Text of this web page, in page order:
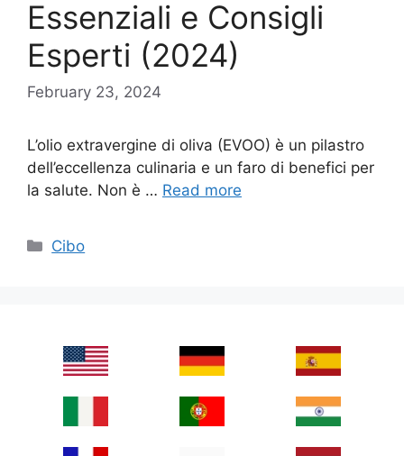
Essenziali e Consigli
Esperti (2024)
February 23, 2024
L’olio extravergine di oliva (EVOO) è un pilastro
dell’eccellenza culinaria e un faro di benefici per
la salute. Non è … Read more
Categories
Cibo